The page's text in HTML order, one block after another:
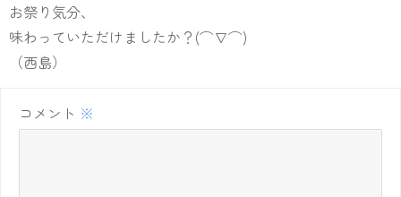
お祭り気分、
味わっていただけましたか？(⌒∇⌒)
（西島）
コメント ※